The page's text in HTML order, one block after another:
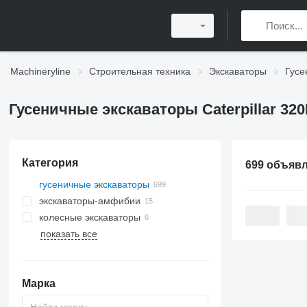
Machineryline Строительная техника Экскаваторы
Гусеничные экскаваторы Caterpillar
Категория
гусеничные экскаваторы
экскаваторы-амфибии
колесные экскаваторы
показать все
Марка
699